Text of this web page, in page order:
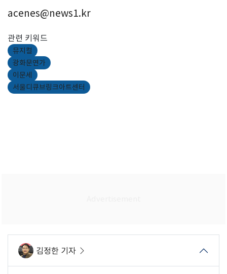
acenes@news1.kr
관련 키워드
뮤지컬
광화문연가
이문세
서울디큐브링크아트센터
김정한 기자